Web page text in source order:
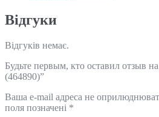
Відгуки
Відгуків немає.
Будьте первым, кто оставил отзыв
(464890)”
Ваша e-mail адреса не
поля позначені *